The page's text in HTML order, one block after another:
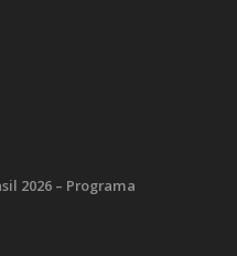
2026 – Programa